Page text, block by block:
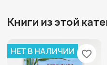
Книги из этой
НЕТ В НАЛИЧИИ favorite_border